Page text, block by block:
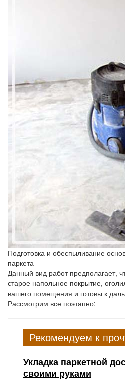
Подготовка и обеспыливание
паркета
Данный вид работ предполагает,
старое напольное покрытие,
вашего помещения и готовы к
Рассмотрим все поэтапно:
Рекомендуем к
Укладка паркетной
своими руками